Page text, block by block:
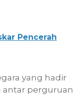
Pencerah
yang hadir
antar perguruan